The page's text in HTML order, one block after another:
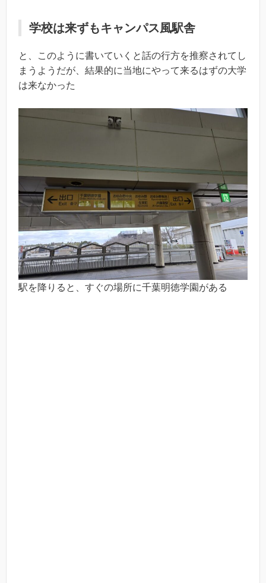
学校は来ずもキャンパス風駅舎
と、このように書いていくと話の行方を推察されてし
まうようだが、結果的に当地にやって来るはずの大学
は来なかった
駅を降りると、すぐの場所に千葉明徳学園がある